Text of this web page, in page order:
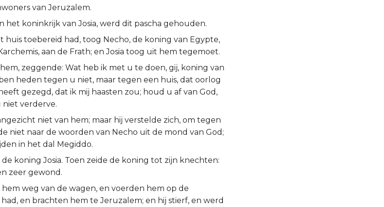
van Jeruzalem.
het koninkrijk van Josia, werd dit pascha gehouden.
huis toebereid had, toog Necho, de koning van Egypte,
aan de Frath; en Josia toog uit hem tegemoet.
zeggende: Wat heb ik met u te doen, gij, koning van
heden tegen u niet, maar tegen een huis, dat oorlog
gezegd, dat ik mij haasten zou; houd u af van God,
niet verderve.
niet van hem; maar hij verstelde zich, om tegen
niet naar de woorden van Necho uit de mond van God;
in het dal Megiddo.
koning Josia. Toen zeide de koning tot zijn knechten:
zeer gewond.
weg van de wagen, en voerden hem op de
en brachten hem te Jeruzalem; en hij stierf, en werd